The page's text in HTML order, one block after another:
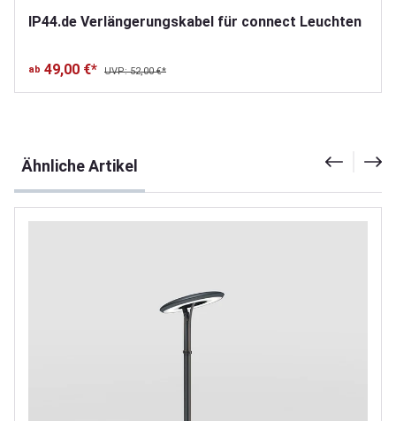
IP44.de Verlängerungskabel für connect Leuchten
ab 49,00 €* UVP: 52,00 €*
Ähnliche Artikel